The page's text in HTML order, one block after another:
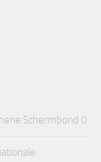
Schermbond 0